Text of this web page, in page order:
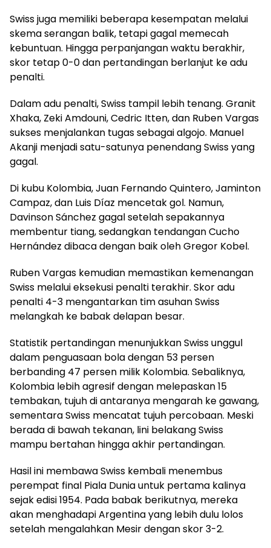
Swiss juga memiliki beberapa kesempatan melalui
skema serangan balik, tetapi gagal memecah
kebuntuan. Hingga perpanjangan waktu berakhir,
skor tetap 0-0 dan pertandingan berlanjut ke adu
penalti.
Dalam adu penalti, Swiss tampil lebih tenang. Granit
Xhaka, Zeki Amdouni, Cedric Itten, dan Ruben Vargas
sukses menjalankan tugas sebagai algojo. Manuel
Akanji menjadi satu-satunya penendang Swiss yang
gagal.
Di kubu Kolombia, Juan Fernando Quintero, Jaminton
Campaz, dan Luis Díaz mencetak gol. Namun,
Davinson Sánchez gagal setelah sepakannya
membentur tiang, sedangkan tendangan Cucho
Hernández dibaca dengan baik oleh Gregor Kobel.
Ruben Vargas kemudian memastikan kemenangan
Swiss melalui eksekusi penalti terakhir. Skor adu
penalti 4-3 mengantarkan tim asuhan Swiss
melangkah ke babak delapan besar.
Statistik pertandingan menunjukkan Swiss unggul
dalam penguasaan bola dengan 53 persen
berbanding 47 persen milik Kolombia. Sebaliknya,
Kolombia lebih agresif dengan melepaskan 15
tembakan, tujuh di antaranya mengarah ke gawang,
sementara Swiss mencatat tujuh percobaan. Meski
berada di bawah tekanan, lini belakang Swiss
mampu bertahan hingga akhir pertandingan.
Hasil ini membawa Swiss kembali menembus
perempat final Piala Dunia untuk pertama kalinya
sejak edisi 1954. Pada babak berikutnya, mereka
akan menghadapi Argentina yang lebih dulu lolos
setelah mengalahkan Mesir dengan skor 3-2.